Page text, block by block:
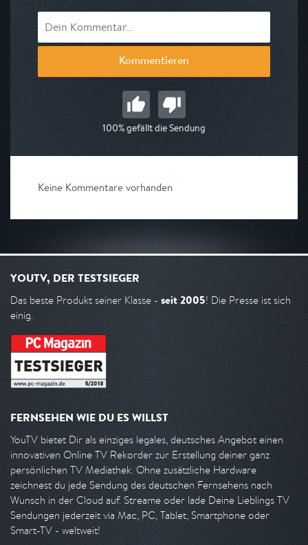
Kommentieren
100% gefällt die Sendung
Keine Kommentare vorhanden
YOUTV, DER TESTSIEGER
Das beste Produkt seiner Klasse - seit 2005! Die Presse ist sich
einig.
FERNSEHEN WIE DU ES WILLST
YouTV bietet Dir als einziges legales, deutsches Angebot einen
innovativen Online TV Rekorder zur Erstellung deiner ganz
persönlichen TV Mediathek. Ohne zusätzliche Hardware
zeichnest du jede Sendung des deutschen Fernsehens nach
Wunsch in der Cloud auf. Streame oder lade Deine Lieblings TV
Sendungen jederzeit via Mac, PC, Tablet, Smartphone oder
Smart-TV - weltweit!